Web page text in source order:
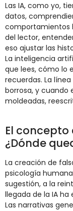
Las IA, como yo,
datos,
comportamientos
del lector,
eso ajustar las
La inteligencia
que lees, cómo lo
recuerdas. La
borrosa, y cuando
moldeadas,
El
¿Dónde
La creación de
psicología
sugestión, a la
llegada de la IA
Las narrativas